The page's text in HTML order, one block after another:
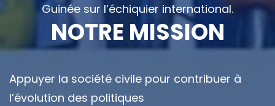
Guinée sur l’échiquier international.
NOTRE MISSION
Appuyer la société civile pour contribuer à
l’évolution des politiques